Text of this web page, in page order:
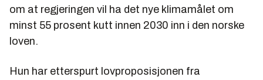
om at regjeringen vil ha det nye klimamålet om
minst 55 prosent kutt innen 2030 inn i den norske
loven.
Hun har etterspurt lovproposisjonen fra